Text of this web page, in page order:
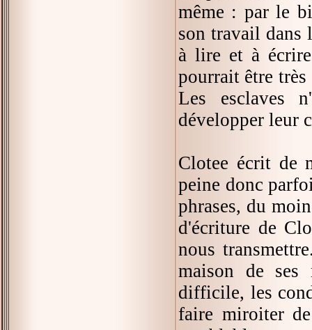
même : par le
son travail dans
à lire et à
pourrait être très
Les esclaves
développer leur
Clotee écrit de
peine donc
phrases, du
d'écriture de
nous
maison de ses
difficile, les
faire miroiter